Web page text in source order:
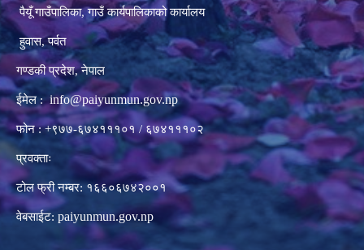
पैयूँ गाउँपालिका, गाउँ कार्यपालिकाको कार्यालय
हुवास, पर्वत
गण्डकी प्रदेश, नेपाल
ईमेल : info@paiyunmun.gov.np
फोन : +९७७-६७४१११०१ / ६७४१११०२
प्रवक्ताः
टोल फ्री नम्बर: १६६०६७४२००१
वेबसाईट: paiyunmun.gov.np